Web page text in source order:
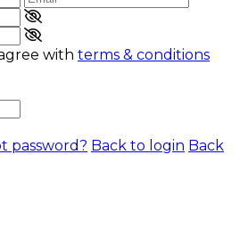
with terms & conditions
password? Back to login Back